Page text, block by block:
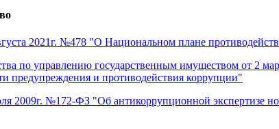
2021г. №478 "О Национальном плане
по управлению государственным имуществом от 2
предупреждения и противодействия коррупции"
2009г. №172-ФЗ "Об антикоррупционной экспертизе